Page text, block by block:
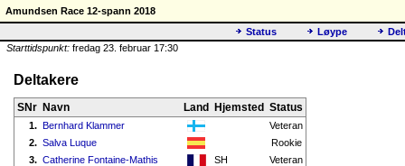
Amundsen Race 12-spann 2018
Status
Løype
Starttidspunkt: fredag 23. februar 17:30
Deltakere
SNr Navn Land Hjemsted Status
1. Bernhard Klammer
Veteran
2. Salva Luque
Rookie
3. Catherine Fontaine-Mathis SH
Veteran